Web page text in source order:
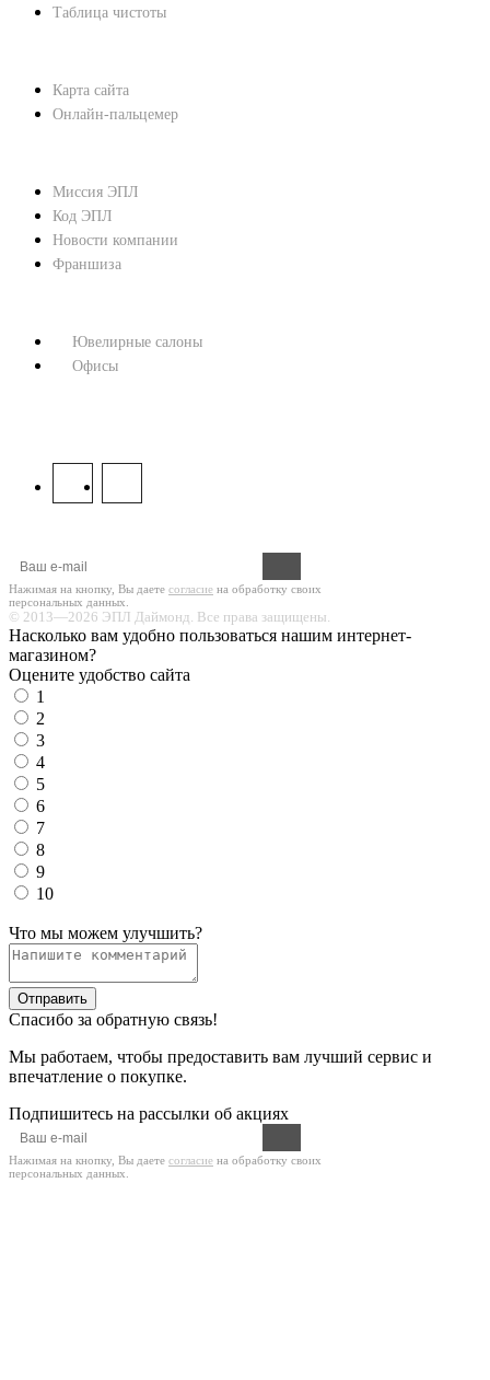
Таблица чистоты
Карта сайта
Онлайн-пальцемер
Миссия ЭПЛ
Код ЭПЛ
Новости компании
Франшиза
Ювелирные салоны
Офисы
Нажимая на кнопку, Вы даете согласие на обработку своих
персональных данных.
© 2013—2026 ЭПЛ Даймонд. Все права защищены.
Насколько вам удобно пользоваться нашим интернет-
магазином?
Оцените удобство сайта
1
2
3
4
5
6
7
8
9
10
Что мы можем улучшить?
Отправить
Спасибо за обратную связь!
Мы работаем, чтобы предоставить вам лучший сервис и
впечатление о покупке.
Подпишитесь на рассылки об акциях
Нажимая на кнопку, Вы даете согласие на обработку своих
персональных данных.